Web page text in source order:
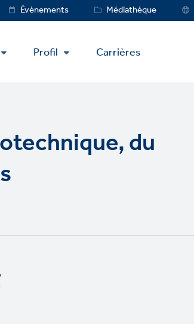
Évènements Médiathèque
Profil Carrières
du